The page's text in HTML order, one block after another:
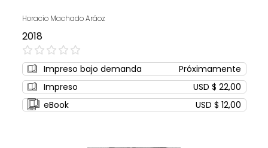
Horacio Machado Aráoz
2018
0%
Impreso bajo demanda
Próximamente
Impreso
USD $ 22,00
eBook
USD $ 12,00